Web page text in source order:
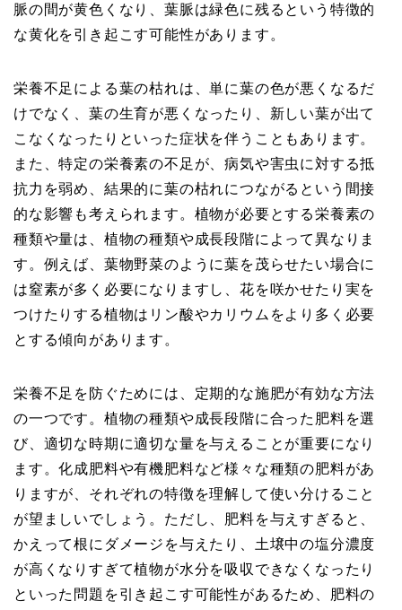
脈の間が黄色くなり、葉脈は緑色に残るという特徴的
な黄化を引き起こす可能性があります。
栄養不足による葉の枯れは、単に葉の色が悪くなるだ
けでなく、葉の生育が悪くなったり、新しい葉が出て
こなくなったりといった症状を伴うこともあります。
また、特定の栄養素の不足が、病気や害虫に対する抵
抗力を弱め、結果的に葉の枯れにつながるという間接
的な影響も考えられます。植物が必要とする栄養素の
種類や量は、植物の種類や成長段階によって異なりま
す。例えば、葉物野菜のように葉を茂らせたい場合に
は窒素が多く必要になりますし、花を咲かせたり実を
つけたりする植物はリン酸やカリウムをより多く必要
とする傾向があります。
栄養不足を防ぐためには、定期的な施肥が有効な方法
の一つです。植物の種類や成長段階に合った肥料を選
び、適切な時期に適切な量を与えることが重要になり
ます。化成肥料や有機肥料など様々な種類の肥料があ
りますが、それぞれの特徴を理解して使い分けること
が望ましいでしょう。ただし、肥料を与えすぎると、
かえって根にダメージを与えたり、土壌中の塩分濃度
が高くなりすぎて植物が水分を吸収できなくなったり
といった問題を引き起こす可能性があるため、肥料の